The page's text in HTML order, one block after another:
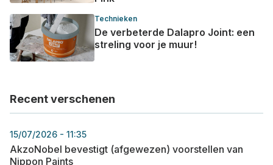
Technieken
De verbeterde Dalapro Joint: een
streling voor je muur!
Recent verschenen
15/07/2026 - 11:35
AkzoNobel bevestigt (afgewezen) voorstellen van
Nippon Paints